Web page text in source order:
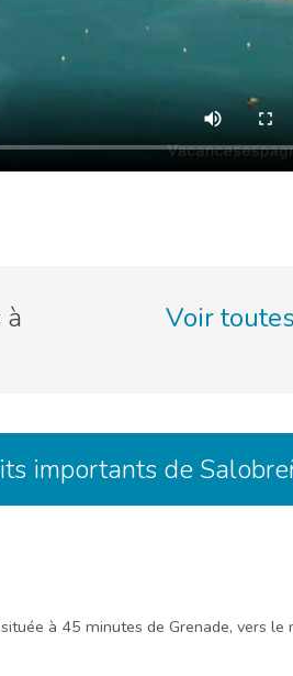
à Voir
importants de
à 45 minutes de Grenade, vers